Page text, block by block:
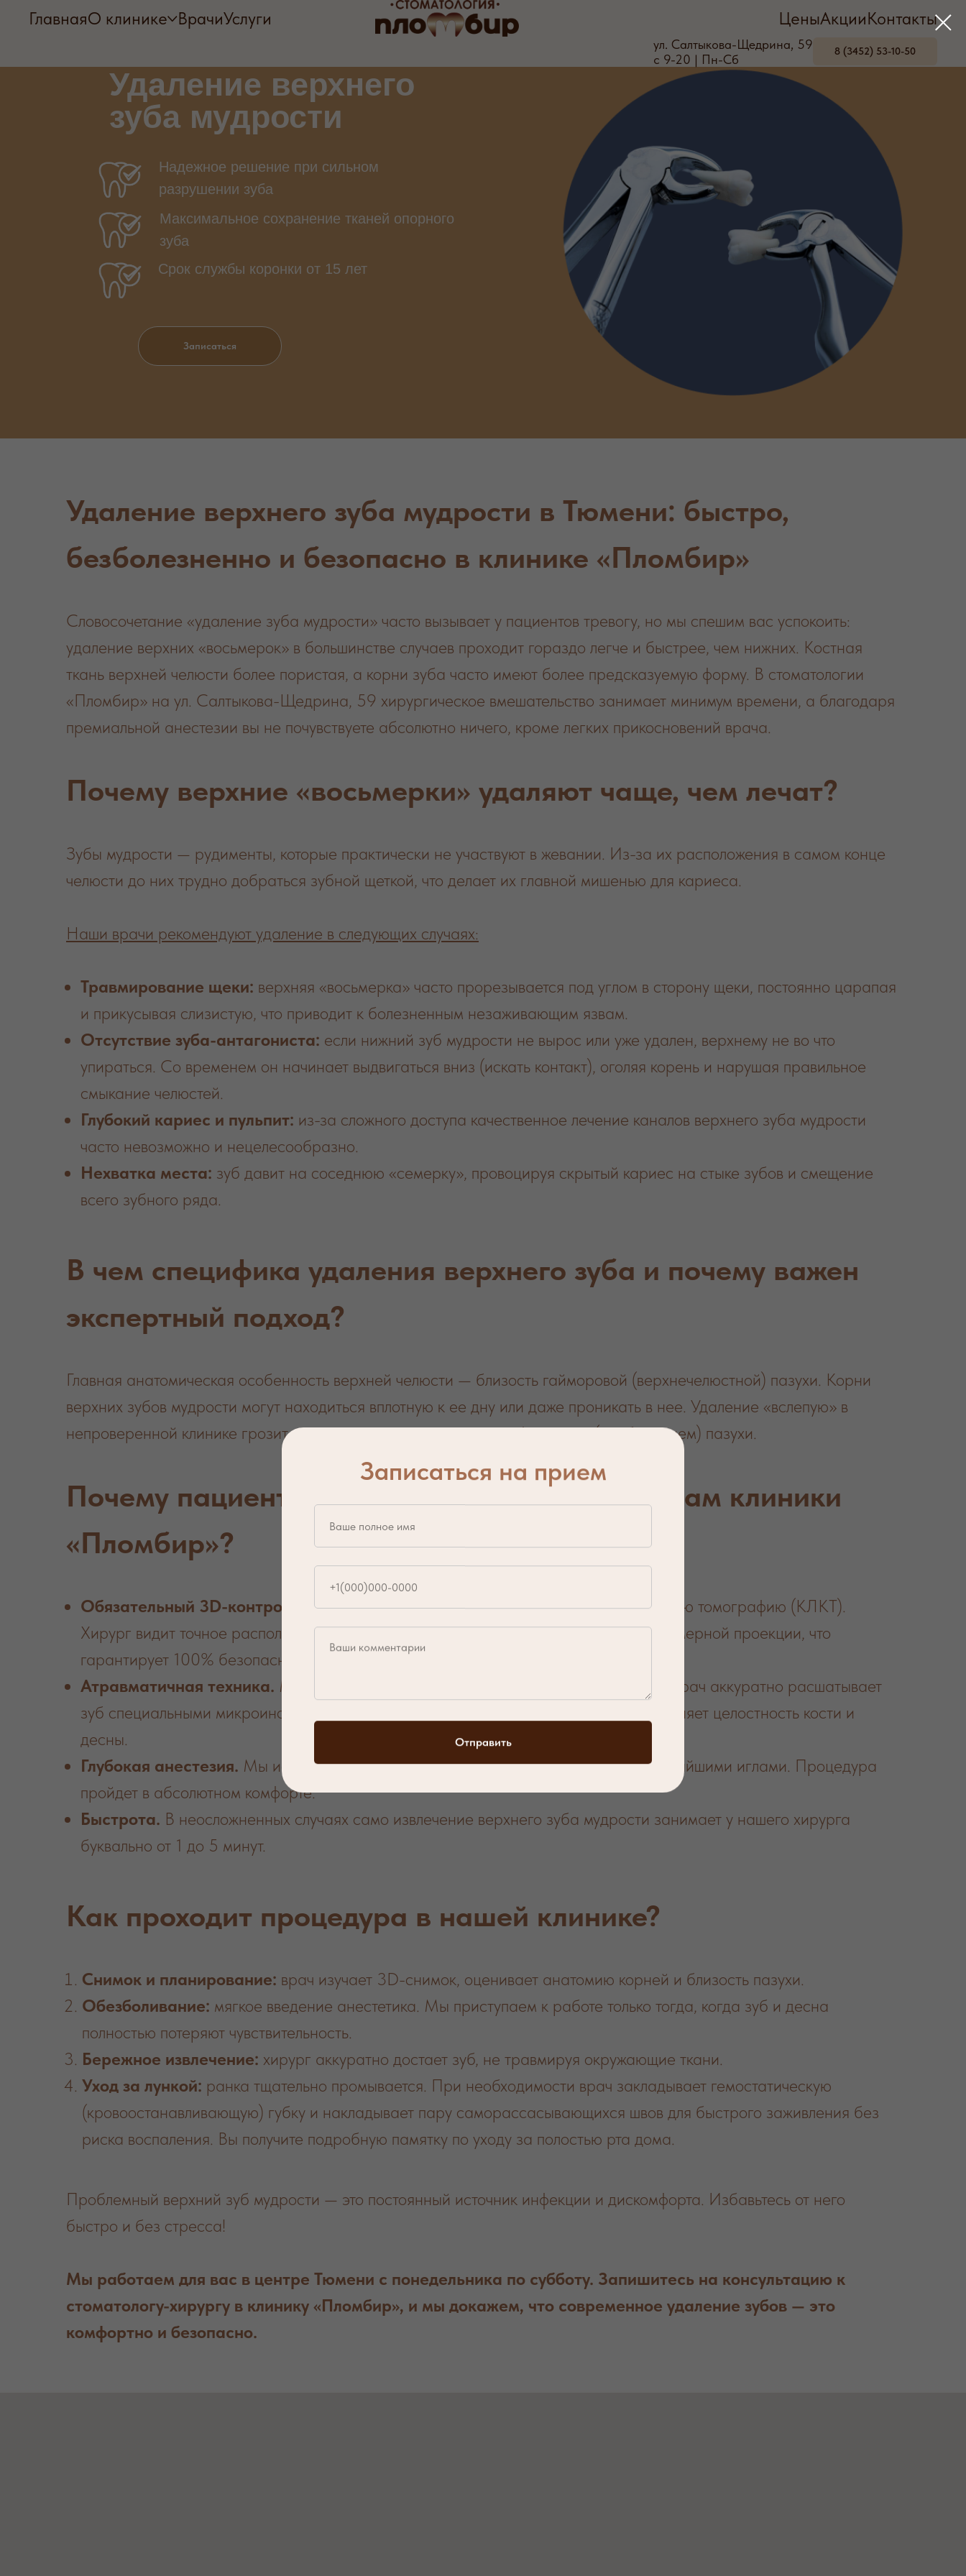
ГлавнаяО клинике ВрачиУслуги ЦеныАкцииКонтакты
ул. Салтыкова-Щедрина, 59
с 9-20 | Пн-Сб
8 (3452) 53-10-50
Удаление верхнего
зуба мудрости
Надежное решение при сильном
разрушении зуба
Максимальное сохранение тканей опорного
зуба
Срок службы коронки от 15 лет
Записаться
Удаление верхнего зуба мудрости в Тюмени: быстро,
безболезненно и безопасно в клинике «Пломбир»
Словосочетание «удаление зуба мудрости» часто вызывает у пациентов тревогу, но мы спешим вас успокоить:
удаление верхних «восьмерок» в большинстве случаев проходит гораздо легче и быстрее, чем нижних. Костная
ткань верхней челюсти более пористая, а корни зуба часто имеют более предсказуемую форму. В стоматологии
«Пломбир» на ул. Салтыкова-Щедрина, 59 хирургическое вмешательство занимает минимум времени, а благодаря
премиальной анестезии вы не почувствуете абсолютно ничего, кроме легких прикосновений врача.
Почему верхние «восьмерки» удаляют чаще, чем лечат?
Зубы мудрости — рудименты, которые практически не участвуют в жевании. Из-за их расположения в самом конце
челюсти до них трудно добраться зубной щеткой, что делает их главной мишенью для кариеса.
Наши врачи рекомендуют удаление в следующих случаях:
Травмирование щеки: верхняя «восьмерка» часто прорезывается под углом в сторону щеки, постоянно царапая
и прикусывая слизистую, что приводит к болезненным незаживающим язвам.
Отсутствие зуба-антагониста: если нижний зуб мудрости не вырос или уже удален, верхнему не во что
упираться. Со временем он начинает выдвигаться вниз (искать контакт), оголяя корень и нарушая правильное
смыкание челюстей.
Глубокий кариес и пульпит: из-за сложного доступа качественное лечение каналов верхнего зуба мудрости
часто невозможно и нецелесообразно.
Нехватка места: зуб давит на соседнюю «семерку», провоцируя скрытый кариес на стыке зубов и смещение
всего зубного ряда.
В чем специфика удаления верхнего зуба и почему важен
экспертный подход?
Главная анатомическая особенность верхней челюсти — близость гайморовой (верхнечелюстной) пазухи. Корни
верхних зубов мудрости могут находиться вплотную к ее дну или даже проникать в нее. Удаление «вслепую» в
непроверенной клинике грозит серьезным осложнением — перфорацией (прободением) пазухи.
Почему пациенты доверяют удаление хирургам клиники
«Пломбир»?
Обязательный 3D-контроль.
Перед любым удалением мы проводим компьютерную томографию (КЛКТ).
Хирург видит точное расположение корней относительно гайморовой пазухи в трехмерной проекции, что
гарантирует 100% безопасность манипуляции.
Атравматичная техника. Мы не «вырываем» зубы с применением грубой силы. Врач аккуратно расшатывает
зуб специальными микроинструментами, бережно извлекая его из лунки. Это сохраняет целостность кости и
десны.
Глубокая анестезия. Мы используем современные артикаиновые анестетики тончайшими иглами. Процедура
пройдет в абсолютном комфорте.
Быстрота. В неосложненных случаях само извлечение верхнего зуба мудрости занимает у нашего хирурга
буквально от 1 до 5 минут.
Как проходит процедура в нашей клинике?
Снимок и планирование: врач изучает 3D-снимок, оценивает анатомию корней и близость пазухи.
Обезболивание: мягкое введение анестетика. Мы приступаем к работе только тогда, когда зуб и десна
полностью потеряют чувствительность.
Бережное извлечение: хирург аккуратно достает зуб, не травмируя окружающие ткани.
Уход за лункой: ранка тщательно промывается. При необходимости врач закладывает гемостатическую
(кровоостанавливающую) губку и накладывает пару саморассасывающихся швов для быстрого заживления без
риска воспаления. Вы получите подробную памятку по уходу за полостью рта дома.
Проблемный верхний зуб мудрости — это постоянный источник инфекции и дискомфорта. Избавьтесь от него
быстро и без стресса!
Мы работаем для вас в центре Тюмени с понедельника по субботу. Запишитесь на консультацию к
стоматологу-хирургу в клинику «Пломбир», и мы докажем, что современное удаление зубов — это
комфортно и безопасно.
Записаться на прием
Отправить